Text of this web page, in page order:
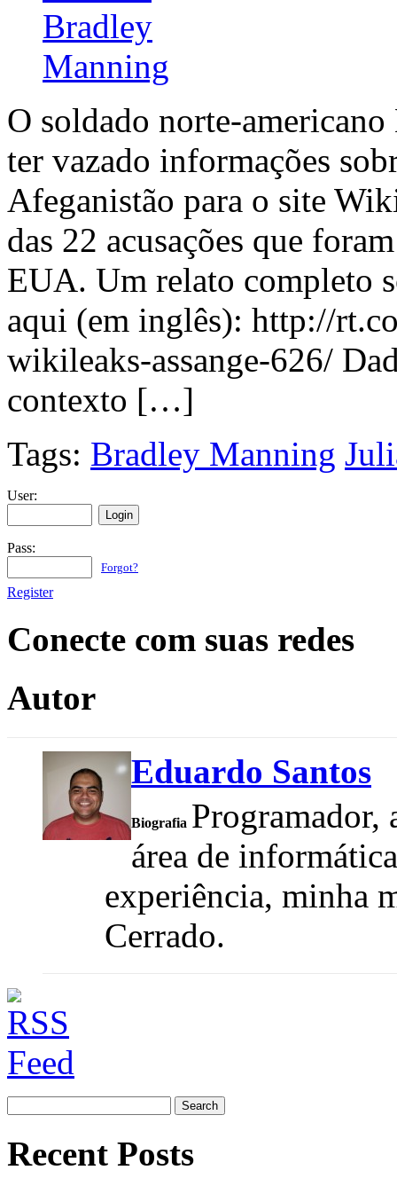
O soldado norte-
ter vazado informações
Afeganistão para o site
das 22 acusações que
EUA. Um relato completo
aqui (em inglês): http://
wikileaks-assange-626/
contexto […]
Tags: Bradley Manning
User:
Pass:
Forgot?
Register
Conecte com suas redes
Autor
Eduardo Santos
Biografia Programador,
área de
experiência, minha
Cerrado.
for:
Recent Posts